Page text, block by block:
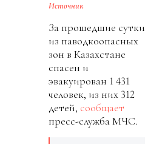
Источник
За прошедшие сутки
из паводкоопасных
зон в Казахстане
спасен и
эвакуирован 1 431
человек, из них 312
детей, сообщает
пресс-служба МЧС.